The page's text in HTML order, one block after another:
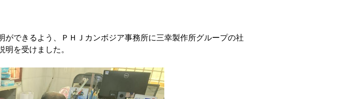
できるよう、ＰＨＪカンボジア事務所に三幸製作所グループの社
を受けました。